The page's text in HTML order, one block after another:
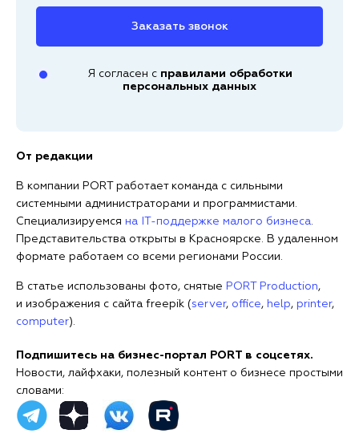
Заказать звонок
Я согласен с правилами обработки
персональных данных
От редакции
В компании PORT работает команда с сильными
системными администраторами и программистами.
Специализируемся на IT-поддержке малого бизнеса.
Представительства открыты в Красноярске. В удаленном
формате работаем со всеми регионами России.
В статье использованы фото, снятые PORT Production,
и изображения с сайта freepik (server, office, help, printer,
computer).
Подпишитесь на бизнес-портал PORT в соцсетях.
Новости, лайфхаки, полезный контент о бизнесе простыми
словами: